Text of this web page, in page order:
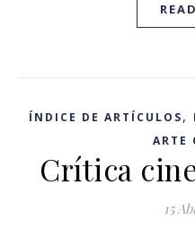
ÍNDICE DE ARTÍCULOS,
ARTE
Crítica
15